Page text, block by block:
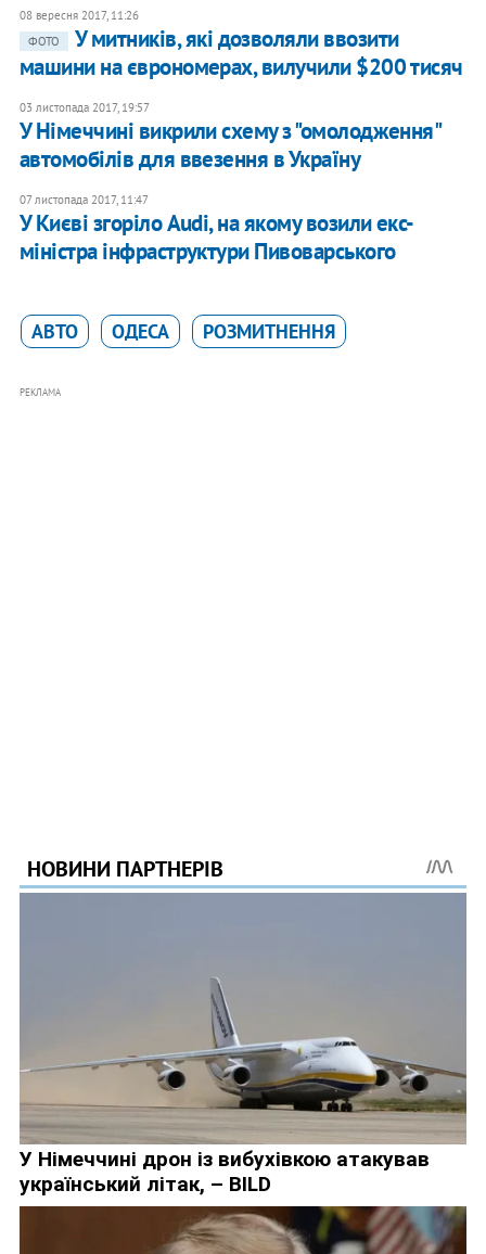
08 вересня 2017, 11:26
ФОТО
У митників, які дозволяли ввозити
машини на єврономерах, вилучили $200 тисяч
03 листопада 2017, 19:57
У Німеччині викрили схему з "омолодження"
автомобілів для ввезення в Україну
07 листопада 2017, 11:47
У Києві згоріло Audi, на якому возили екс-
міністра інфраструктури Пивоварського
АВТО ОДЕСА РОЗМИТНЕННЯ
РЕКЛАМА